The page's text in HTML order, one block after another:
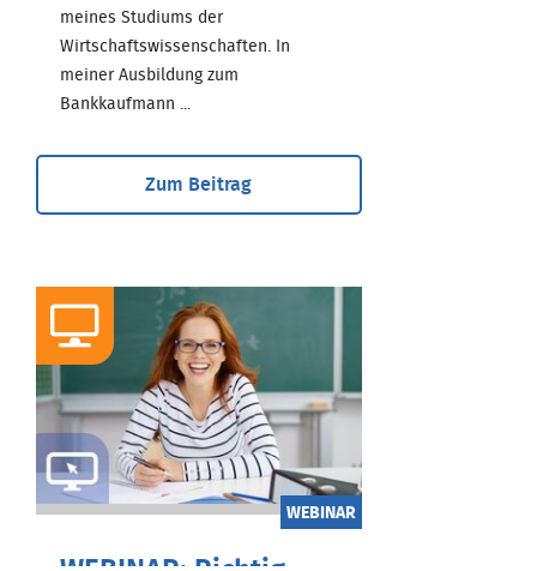
meines Studiums der
Wirtschaftswissenschaften. In
meiner Ausbildung zum
Bankkaufmann ...
Zum Beitrag
WEBINAR